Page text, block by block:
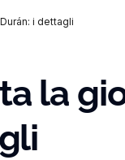
i dettagli
la